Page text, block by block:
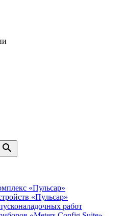
search
«Пульсар»
«Пульсар»
работ